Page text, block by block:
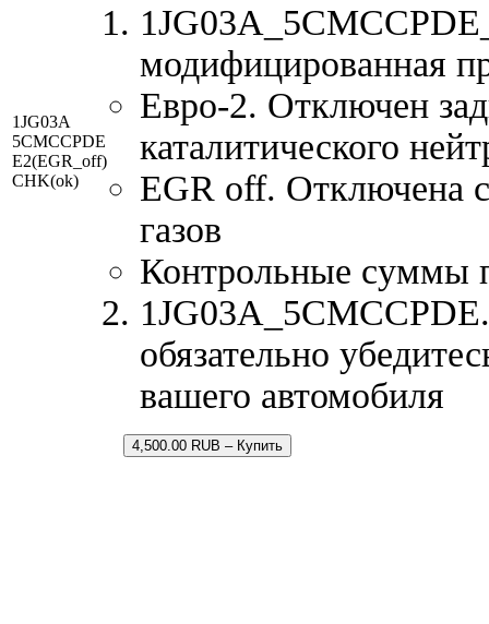
1JG03A
5CMCCPDE
E2(EGR_off)
CHK(ok)
модифицированная
Евро-2. Отключен
каталитического
EGR off. Отключена
газов
Контрольные суммы
обязательно
вашего автомобиля
4,500.00 RUB – Купить